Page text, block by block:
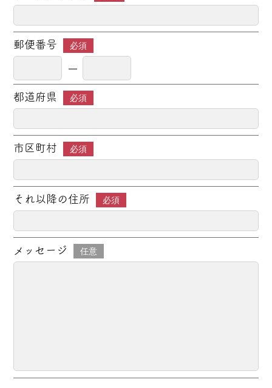
郵便番号 必須
都道府県 必須
市区町村 必須
それ以降の住所 必須
メッセージ 任意